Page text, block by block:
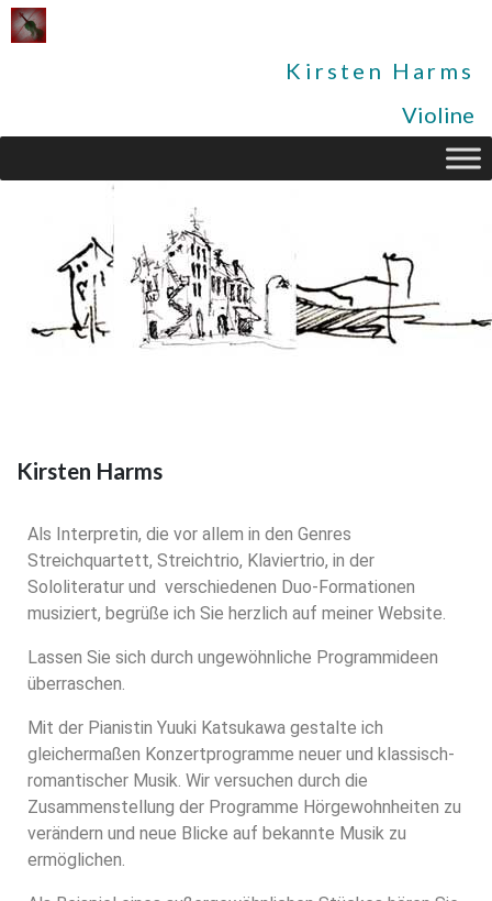
Kirsten Harms
Violine
Kirsten Harms
Als Interpretin, die vor allem in den Genres
Streichquartett, Streichtrio, Klaviertrio, in der
Sololiteratur und verschiedenen Duo-Formationen
musiziert, begrüße ich Sie herzlich auf meiner Website.
Lassen Sie sich durch ungewöhnliche Programmideen
überraschen.
Mit der Pianistin Yuuki Katsukawa gestalte ich
gleichermaßen Konzertprogramme neuer und klassisch-
romantischer Musik. Wir versuchen durch die
Zusammenstellung der Programme Hörgewohnheiten zu
verändern und neue Blicke auf bekannte Musik zu
ermöglichen.